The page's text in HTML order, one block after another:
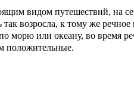
видом путешествий, на
возросла, к тому же речное
морю или океану, во время
положительные.